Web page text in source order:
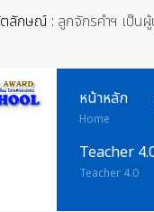
ลักษณ์ : ลูกจักรคำฯ เป็น
หน้าหลัก
Home
Teacher
Teacher 4.0